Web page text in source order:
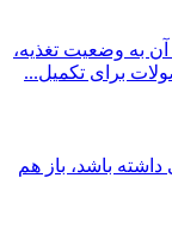
به وضعیت تغذیه،
برای تکمیل...
باشد، باز هم